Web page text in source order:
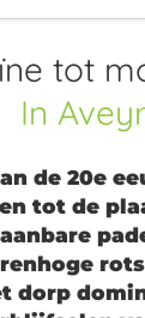
tot
In
de 20e
tot de
dorp